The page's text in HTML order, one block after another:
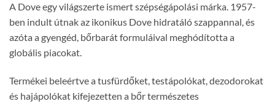
A Dove egy világszerte ismert szépségápolási márka. 1957-
ben indult útnak az ikonikus Dove hidratáló szappannal, és
azóta a gyengéd, bőrbarát formuláival meghódította a
globális piacokat.
Termékei beleértve a tusfürdőket, testápolókat, dezodorokat
és hajápolókat kifejezetten a bőr természetes